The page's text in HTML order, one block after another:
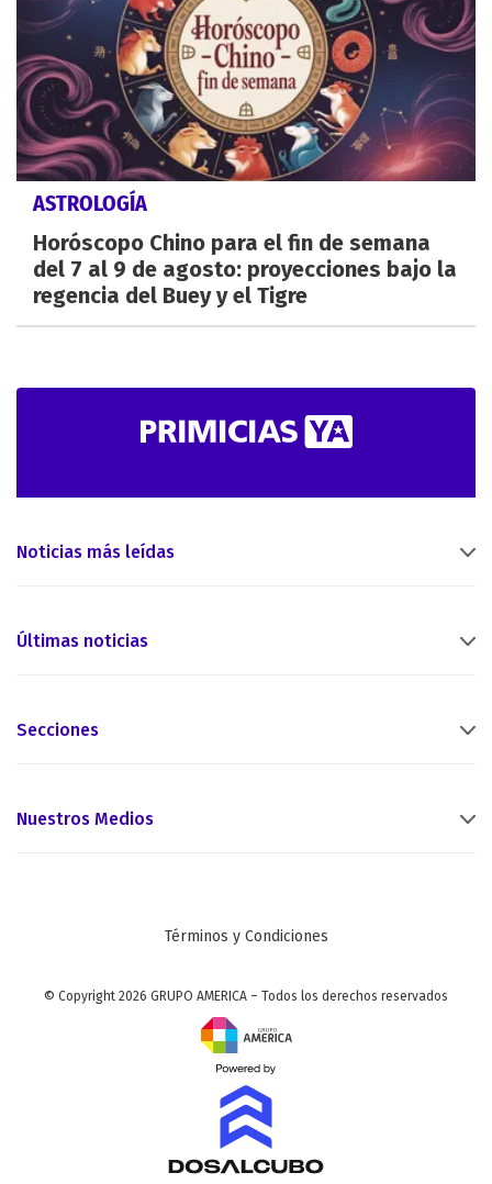
ASTROLOGÍA
Horóscopo Chino para el fin de semana
del 7 al 9 de agosto: proyecciones bajo la
regencia del Buey y el Tigre
Noticias más leídas
Últimas noticias
Secciones
Nuestros Medios
Términos y Condiciones
© Copyright 2026 GRUPO AMERICA – Todos los derechos reservados